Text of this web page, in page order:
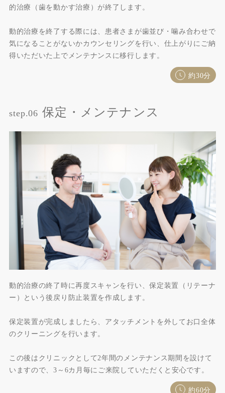
的治療（歯を動かす治療）が終了します。
動的治療を終了する際には、患者さまが歯並び・噛み合わせで
気になることがないかカウンセリングを行い、仕上がりにご納
得いただいた上でメンテナンスに移行します。
約30分
step.06 保定・メンテナンス
動的治療の終了時に再度スキャンを行い、保定装置（リテーナ
ー）という後戻り防止装置を作成します。
保定装置が完成しましたら、アタッチメントを外してお口全体
のクリーニングを行います。
この後はクリニックとして2年間のメンテナンス期間を設けて
いますので、3～6カ月毎にご来院していただくと安心です。
約60分